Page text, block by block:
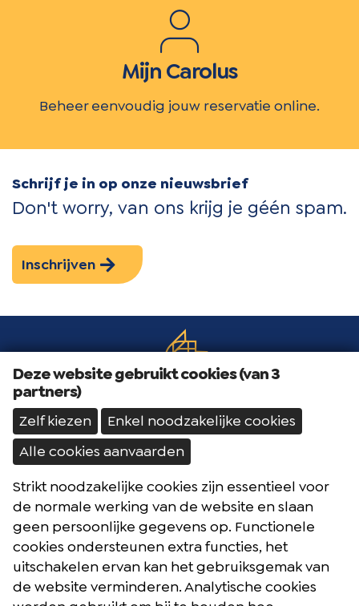
Mijn Carolus
Beheer eenvoudig jouw reservatie online.
Schrijf je in op onze nieuwsbrief
Don't worry, van ons krijg je géén spam.
Inschrijven
Brochures
Reisblog
Algemene voorwaarden
Reisverzekering
Deze website gebruikt cookies (van 3
partners)
Zelf kiezen
Enkel noodzakelijke cookies
Alle cookies aanvaarden
Strikt noodzakelijke cookies zijn essentieel voor
de normale werking van de website en slaan
geen persoonlijke gegevens op. Functionele
cookies ondersteunen extra functies, het
uitschakelen ervan kan het gebruiksgemak van
de website verminderen. Analytische cookies